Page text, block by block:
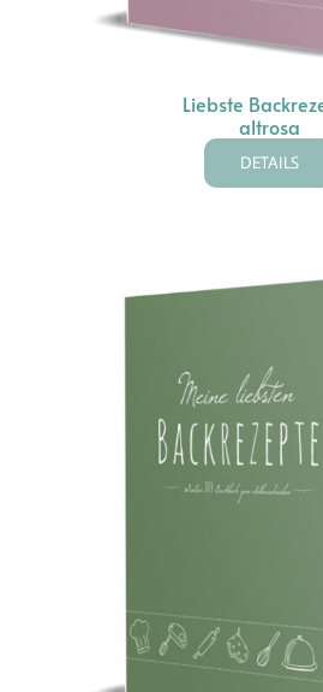
Liebste
altrosa
DETAILS